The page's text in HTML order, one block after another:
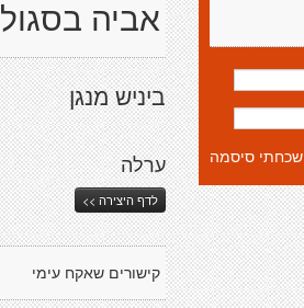
אביה בסגול
ביניש מנגן
ערלה
לדף היצירה >>
קישורים שאקח עימי
שכחתי סיסמה